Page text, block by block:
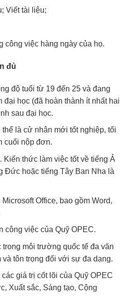
Viết tài liệu;
công việc hàng ngày của họ.
đủ
độ tuổi từ 19 đến 25 và đang
đại học (đã hoàn thành ít nhất hai
sau đại học.
là cử nhân mới tốt nghiệp, tối
cuối nộp đơn.
Kiến thức làm việc tốt về tiếng Ả
Đức hoặc tiếng Tây Ban Nha là
Office, bao gồm Word,
công việc của Quỹ OPEC.
môi trường quốc tế đa văn
tôn trọng đối với sự đa dạng.
giá trị cốt lõi của Quỹ OPEC
Xuất sắc, Sáng tạo, Cộng